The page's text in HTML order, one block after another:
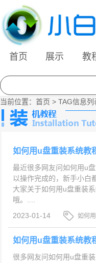
首页 展示 教
当前位置： 首页 > TAG信息
如何用u盘重装系统教
最近很多网友问如何用u
以操作完成的，新手小白
大家关于如何用u盘重装
哦。....
2023-01-14
如何
关于如何用
如何用u盘重装系统教
很多网友问如何用u盘重